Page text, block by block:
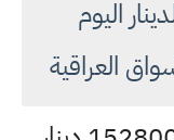
اليوم